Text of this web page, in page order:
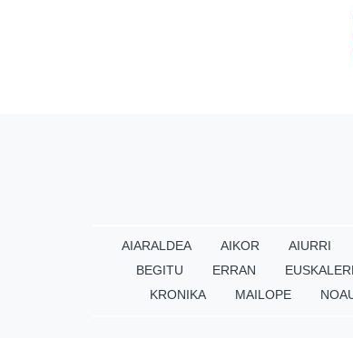
AIARALDEA AIKOR AIURRI
BEGITU
ERRAN
KRONIKA
MAILOPE